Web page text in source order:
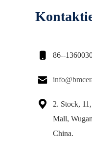
 86--


2. Stock,
Mall,
China.